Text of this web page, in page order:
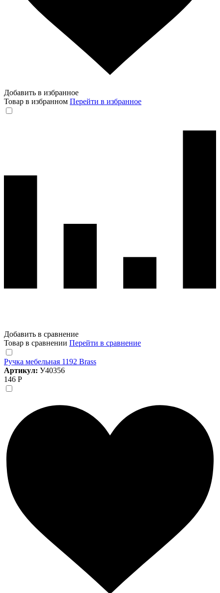
Добавить в избранное
Товар в избранном Перейти в избранное
Добавить в сравнение
Товар в сравнении Перейти в сравнение
Ручка мебельная 1192 Brass
Артикул: У40356
146 Р